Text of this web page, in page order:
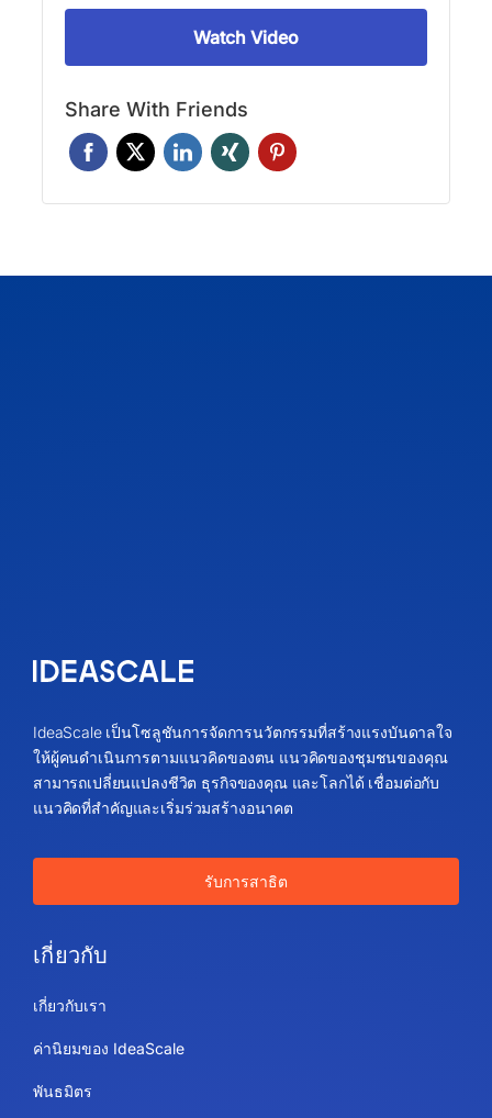
Watch Video
Share With Friends
IdeaScale เป็นโซลูชันการจัดการนวัตกรรมที่สร้างแรงบันดาลใจ
ให้ผู้คนดำเนินการตามแนวคิดของตน แนวคิดของชุมชนของคุณ
สามารถเปลี่ยนแปลงชีวิต ธุรกิจของคุณ และโลกได้ เชื่อมต่อกับ
แนวคิดที่สำคัญและเริ่มร่วมสร้างอนาคต
รับการสาธิต
เกี่ยวกับ
เกี่ยวกับเรา
ค่านิยมของ IdeaScale
พันธมิตร